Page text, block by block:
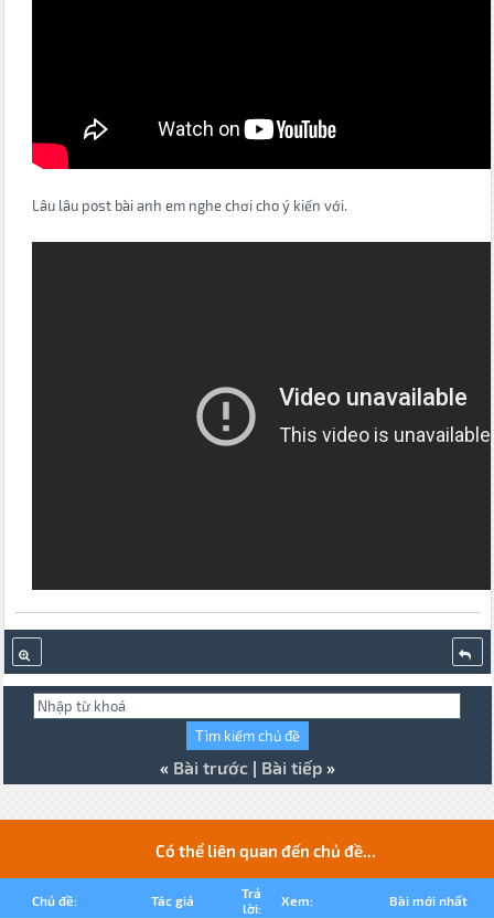
Lâu lâu post bài anh em nghe chơi cho ý kiến với.
« Bài trước| Bài tiếp»
Có thể liên quan đến chủ đề...
Chủ đề: Tác giả
Trả
lời:
Xem: Bài mới nhất